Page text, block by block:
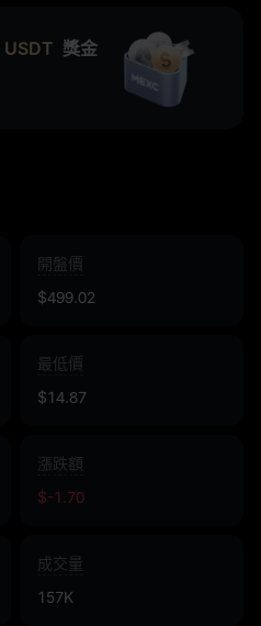
USDT 獎金
開盤價
$499.02
最低價
$14.87
漲跌額
$-1.70
成交量
157K